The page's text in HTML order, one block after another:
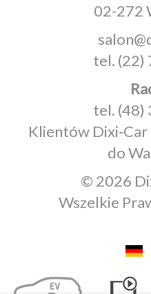
02-272
tel. (22)
tel. (48)
Klientów
do
© 2026
Wszelkie